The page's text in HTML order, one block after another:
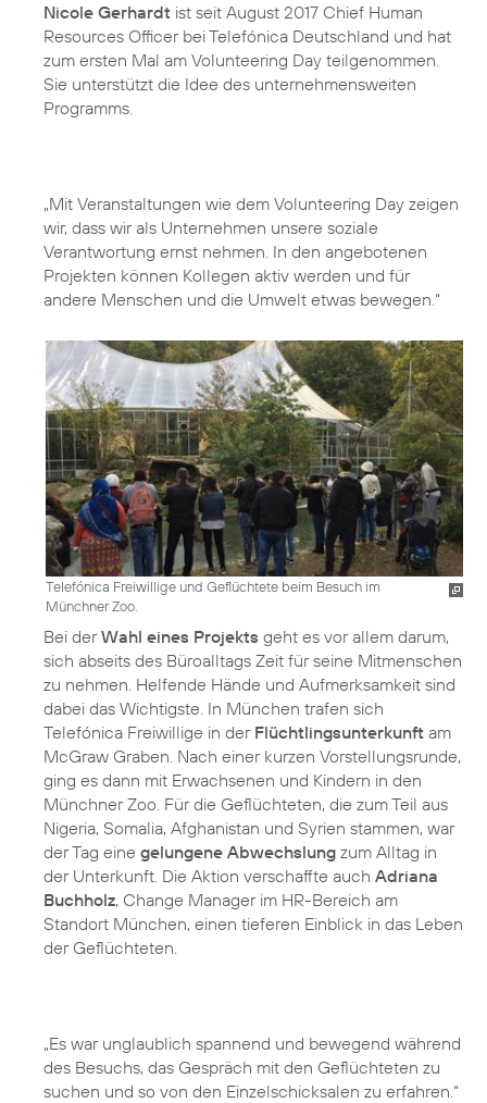
Nicole Gerhardt ist seit August 2017 Chief Human
Resources Officer bei Telefónica Deutschland und hat
zum ersten Mal am Volunteering Day teilgenommen.
Sie unterstützt die Idee des unternehmensweiten
Programms.
„Mit Veranstaltungen wie dem Volunteering Day zeigen
wir, dass wir als Unternehmen unsere soziale
Verantwortung ernst nehmen. In den angebotenen
Projekten können Kollegen aktiv werden und für
andere Menschen und die Umwelt etwas bewegen.“
Telefónica Freiwillige und Geflüchtete beim Besuch im
Münchner Zoo.
Bei derWahl eines Projekts geht es vor allem darum,
sich abseits des Büroalltags Zeit für seine Mitmenschen
zu nehmen. Helfende Hände und Aufmerksamkeit sind
dabei das Wichtigste. In München trafen sich
Telefónica Freiwillige in der Flüchtlingsunterkunft am
McGraw Graben. Nach einer kurzen Vorstellungsrunde,
ging es dann mit Erwachsenen und Kindern in den
Münchner Zoo. Für die Geflüchteten, die zum Teil aus
Nigeria, Somalia, Afghanistan und Syrien stammen, war
der Tag eine gelungene Abwechslung zum Alltag in
der Unterkunft. Die Aktion verschaffte auch Adriana
Buchholz, Change Manager im HR-Bereich am
Standort München, einen tieferen Einblick in das Leben
der Geflüchteten.
„Es war unglaublich spannend und bewegend während
des Besuchs, das Gespräch mit den Geflüchteten zu
suchen und so von den Einzelschicksalen zu erfahren.“